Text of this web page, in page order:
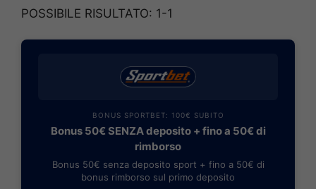
POSSIBILE RISULTATO: 1-1
BONUS SPORTBET: 100€ SUBITO
Bonus 50€ SENZA deposito + fino a 50€ di
rimborso
Bonus 50€ senza deposito sport + fino a 50€ di
bonus rimborso sul primo deposito